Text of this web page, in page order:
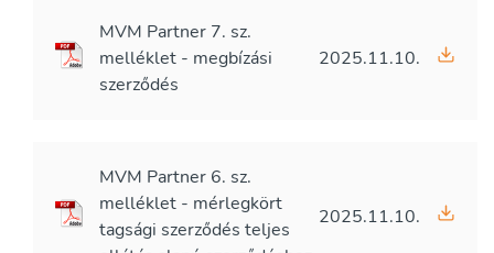
MVM Partner 7. sz.
melléklet - megbízási
szerződés
2025.11.10.
MVM Partner 6. sz.
melléklet - mérlegkört
tagsági szerződés teljes
2025.11.10.